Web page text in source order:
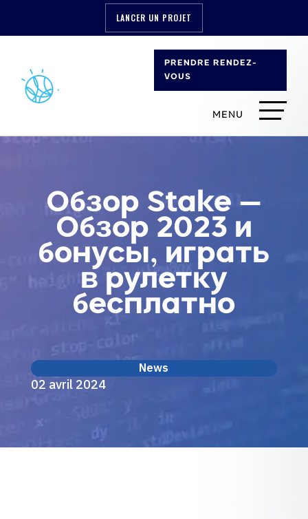
LANCER UN PROJET
PRENDRE RENDEZ-
VOUS
Обзор Stake —
Обзор 2023 и
бонусы, играть
в рулетку
бесплатно
News
02 avril 2024